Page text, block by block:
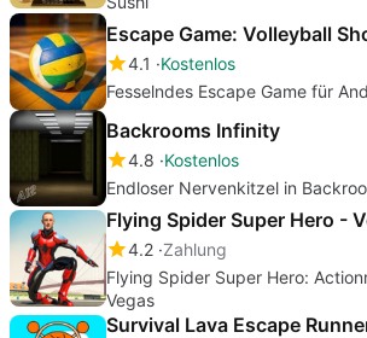
Escape Game: Volleyball
4.1
Kostenlos
Fesselndes Escape Game für
Backrooms Infinity
4.8 Kostenlos
Endloser Nervenkitzel in
4.2 Zahlung
Flying Spider Super Hero:
Vegas
Survival Lava Escape